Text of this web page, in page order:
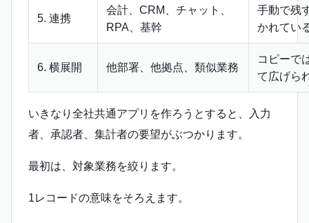
5. 連携
会計、CRM、チャット、
RPA、基幹
手動で残
かれてい
6. 横展開 他部署、他拠点、類似業務
コピーで
て広げら
いきなり全社共通アプリを作ろうとすると、入力
者、承認者、集計者の要望がぶつかります。
最初は、対象業務を絞ります。
1レコードの意味をそろえます。